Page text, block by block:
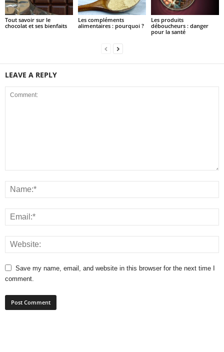
Tout savoir sur le
chocolat et ses bienfaits
Les compléments
alimentaires : pourquoi ?
Les produits
déboucheurs : danger
pour la santé
LEAVE A REPLY
Save my name, email, and website in this browser for the next time I
comment.